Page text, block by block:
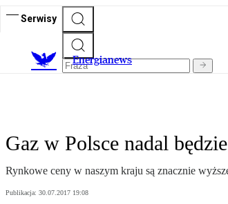
Serwisy
Energianews
Gaz w Polsce nadal
Rynkowe ceny w naszym kraju są znacznie
Publikacja: 30.07.2017 19:08